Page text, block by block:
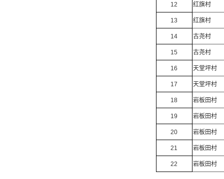
12 红旗村
13 红旗村
14 古尧村
15 古尧村
16 天堂坪村
17 天堂坪村
18 岩板田村
19 岩板田村
20 岩板田村
21 岩板田村
22 岩板田村